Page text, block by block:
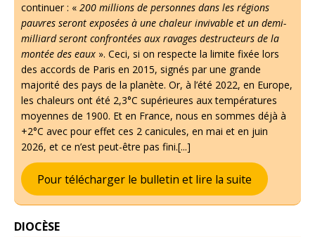
continuer : « 200 millions de personnes dans les régions
pauvres seront exposées à une chaleur invivable et un demi-
milliard seront confrontées aux ravages destructeurs de la
montée des eaux ». Ceci, si on respecte la limite fixée lors
des accords de Paris en 2015, signés par une grande
majorité des pays de la planète. Or, à l’été 2022, en Europe,
les chaleurs ont été 2,3°C supérieures aux températures
moyennes de 1900. Et en France, nous en sommes déjà à
+2°C avec pour effet ces 2 canicules, en mai et en juin
2026, et ce n’est peut-être pas fini.[...]
Pour télécharger le bulletin et lire la suite
DIOCÈSE